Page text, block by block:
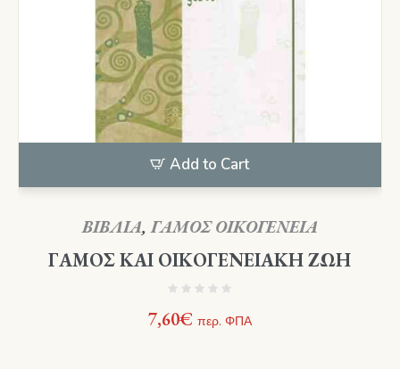
Add to Cart
ΒΙΒΛΙΑ,ΓΑΜΟΣ ΟΙΚΟΓΕΝΕΙΑ
ΓΑΜΟΣ ΚΑΙ ΟΙΚΟΓΕΝΕΙΑΚΗ ΖΩΗ
7,60€ περ. ΦΠΑ